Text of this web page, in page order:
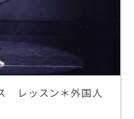
レッスン＊外国人